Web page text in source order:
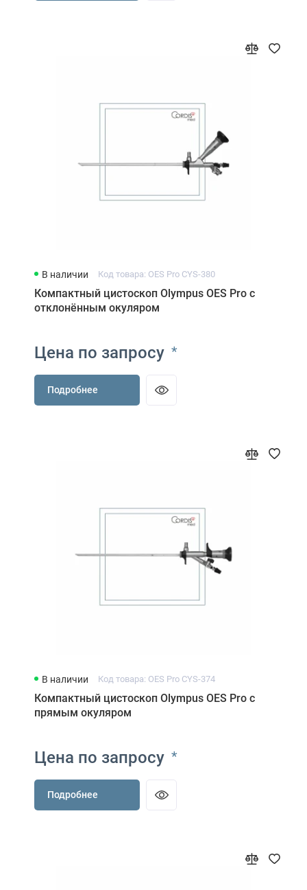
В наличии Код товара: OES Pro CYS-380
Компактный цистоскоп Olympus OES Pro с
отклонённым окуляром
Цена по запросу *
Подробнее
В наличии Код товара: OES Pro CYS-374
Компактный цистоскоп Olympus OES Pro с
прямым окуляром
Цена по запросу *
Подробнее